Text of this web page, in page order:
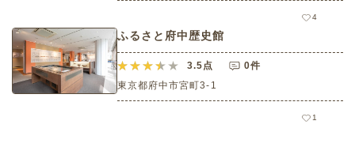
4
ふるさと府中歴史館
3.5点
0件
東京都府中市宮町3-1
1